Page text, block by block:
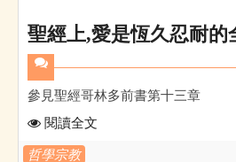
聖經上,愛是恆久忍耐的
參見聖經哥林多前書第十三章
閱讀全文
哲學宗教